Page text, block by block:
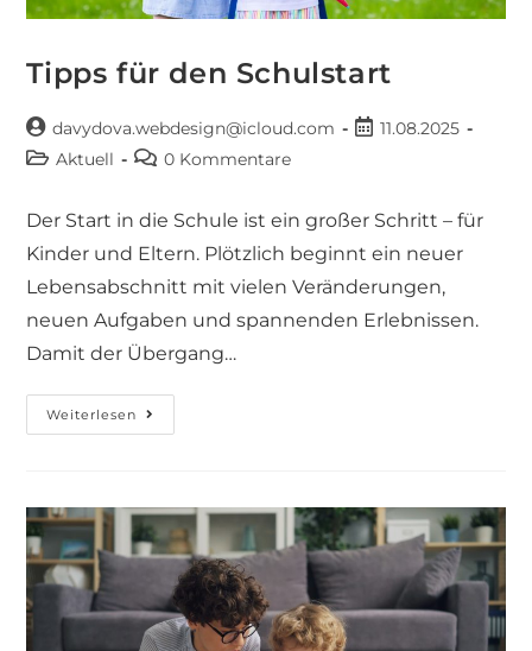
Tipps für den Schulstart
davydova.webdesign@icloud.com
11.08.2025
Aktuell
0 Kommentare
Der Start in die Schule ist ein großer Schritt – für
Kinder und Eltern. Plötzlich beginnt ein neuer
Lebensabschnitt mit vielen Veränderungen,
neuen Aufgaben und spannenden Erlebnissen.
Damit der Übergang…
Weiterlesen